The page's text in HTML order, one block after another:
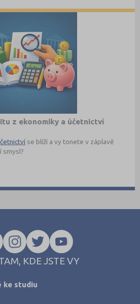
propojení s praxí.
z ekonomiky a účetnictví
se blíží a vy tonete v záplavě
smysl?
souvislostech. Nejde jen o naučení
daňová soustava.
KDE JSTE VY
ke studiu